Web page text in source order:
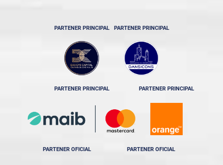
PARTENER PRINCIPAL PARTENER PRINCIPAL
PARTENER PRINCIPAL PARTENER PRINCIPAL
PARTENER OFICIAL PARTENER OFICIAL